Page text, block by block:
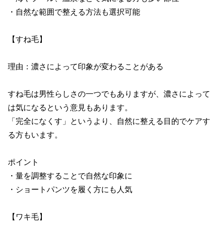
・自然な範囲で整える方法も選択可能
【すね毛】
理由：濃さによって印象が変わることがある
すね毛は男性らしさの一つでもありますが、濃さによって
は気になるという意見もあります。
「完全になくす」というより、自然に整える目的でケアす
る方もいます。
ポイント
・量を調整することで自然な印象に
・ショートパンツを履く方にも人気
【ワキ毛】